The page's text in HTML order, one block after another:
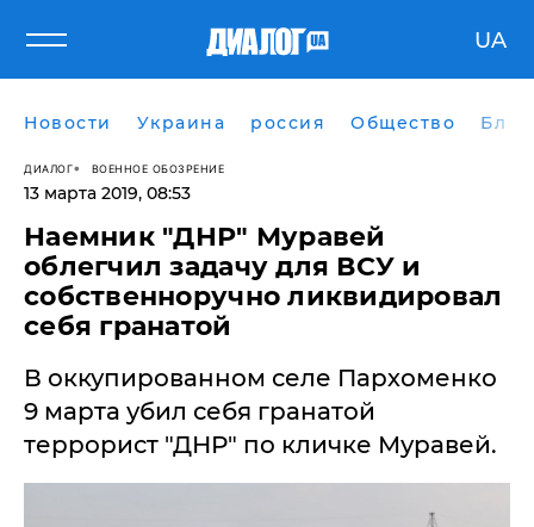
UA
Новости Украина россия Общество
ДИАЛОГ ВОЕННОЕ ОБОЗРЕНИЕ
13 марта 2019, 08:53
​Наемник "ДНР" Муравей
облегчил задачу для ВСУ и
собственноручно ликвидировал
себя гранатой
В оккупированном селе Пархоменко
9 марта убил себя гранатой
террорист "ДНР" по кличке Муравей.